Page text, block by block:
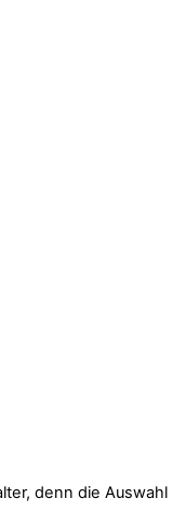
denn die Auswahl